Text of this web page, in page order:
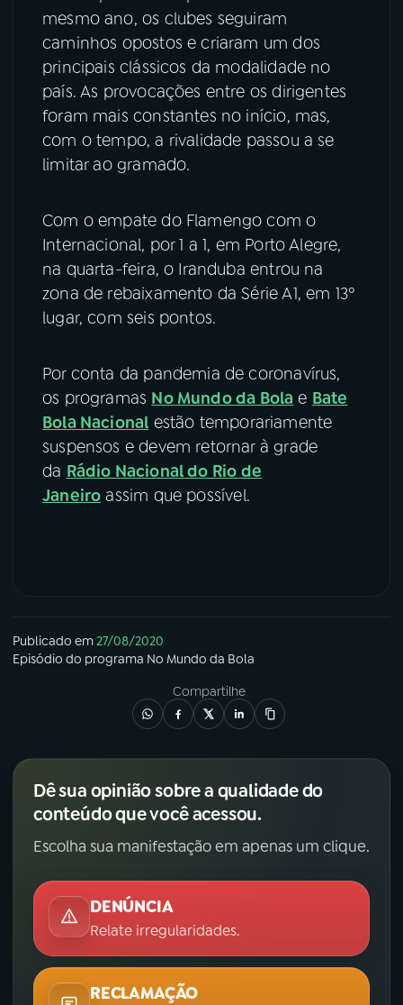
mesmo ano, os clubes seguiram
caminhos opostos e criaram um dos
principais clássicos da modalidade no
país. As provocações entre os dirigentes
foram mais constantes no início, mas,
com o tempo, a rivalidade passou a se
limitar ao gramado.
Com o empate do Flamengo com o
Internacional, por 1 a 1, em Porto Alegre,
na quarta-feira, o Iranduba entrou na
zona de rebaixamento da Série A1, em 13º
lugar, com seis pontos.
Por conta da pandemia de coronavírus,
os programas No Mundo da Bola e Bate
Bola Nacional estão temporariamente
suspensos e devem retornar à grade
da Rádio Nacional do Rio de
Janeiro assim que possível.
Publicado em27/08/2020
Episódio do programa No Mundo da Bola
Compartilhe
Dê sua opinião sobre a qualidade do
conteúdo que você acessou.
Escolha sua manifestação em apenas um clique.
DENÚNCIA
Relate irregularidades.
RECLAMAÇÃO